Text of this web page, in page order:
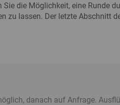
Sie die Möglichkeit, eine Runde
zu lassen. Der letzte Abschnitt
danach auf Anfrage.